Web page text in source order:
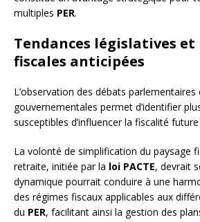
multiples PER.
Tendances législatives
fiscales anticipées
L’observation des débats
gouvernementales permet d’identifier
susceptibles d’influencer la fiscalité
La volonté de simplification du paysage
retraite, initiée par la loi PACTE, devrait
dynamique pourrait conduire à une
des régimes fiscaux applicables aux
du PER, facilitant ainsi la gestion des